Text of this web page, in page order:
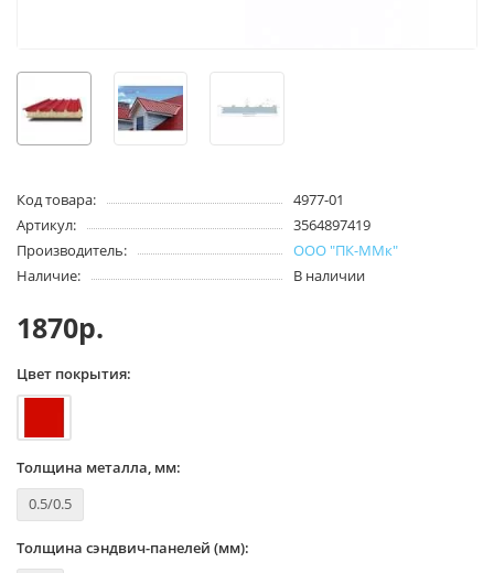
Код товара:
4977-01
Артикул:
3564897419
Производитель:
ООО "ПК-ММк"
Наличие:
В наличии
1870р.
Цвет покрытия:
Толщина металла, мм:
0.5/0.5
Толщина сэндвич-панелей (мм):